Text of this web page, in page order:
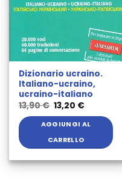
Dizionario ucraino.
Italiano-ucraino,
ucraino-italiano
13,90€ Il
prezzo
originale
era:
13,90 €.
13,20 €Il
attuale
è:
13,20 €.
AGGIUNGI AL
CARRELLO